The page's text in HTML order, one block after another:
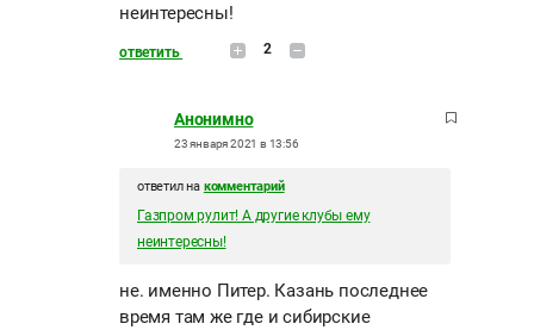
неинтересны!
ответить 2
Анонимно
23 января 2021 в 13:56
ответил на комментарий
Газпром рулит! А другие клубы ему
неинтересны!
не. именно Питер. Казань последнее
время там же где и сибирские